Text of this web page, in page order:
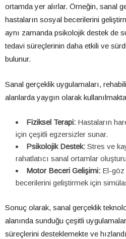
ortamda yer alırlar. Örneğin, sanal
hastaların sosyal becerilerini
aynı zamanda psikolojik destek de
tedavi süreçlerinin daha etkili ve
bulunur.
Sanal gerçeklik uygulamaları,
alanlarda yaygın olarak
Fiziksel Terapi: Hastaların
için çeşitli egzersizler sunar.
Psikolojik Destek: Stres ve
rahatlatıcı sanal ortamlar
Motor Beceri Gelişimi: El-göz
becerilerini geliştirmek için
Sonuç olarak, sanal gerçeklik
alanında sunduğu çeşitli
süreçlerini desteklemekte ve